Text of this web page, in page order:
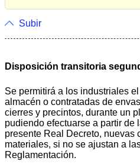
Subir
Disposición transitoria
Se permitirá a los industriales
almacén o contratadas de
cierres y precintos, durante un
pudiendo efectuarse a partir de
presente Real Decreto, nuevas
materiales, si no se ajustan a
Reglamentación.